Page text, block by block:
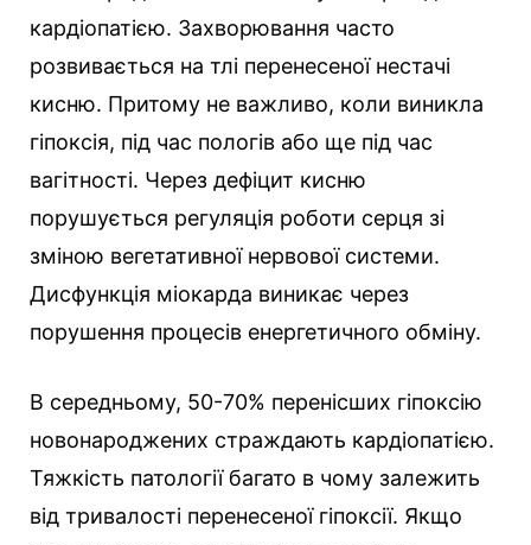
кардіопатією. Захворювання часто
розвивається на тлі перенесеної нестачі
кисню. Притому не важливо, коли виникла
гіпоксія, під час пологів або ще під час
вагітності. Через дефіцит кисню
порушується регуляція роботи серця зі
зміною вегетативної нервової системи.
Дисфункція міокарда виникає через
порушення процесів енергетичного обміну.
В середньому, 50-70% перенісших гіпоксію
новонароджених страждають кардіопатією.
Тяжкість патології багато в чому залежить
від тривалості перенесеної гіпоксії. Якщо